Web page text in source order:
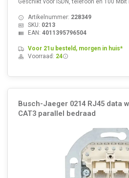
Geschikt voor ISDN, telefoon en 100 Mbit
Artikelnummer: 228349
SKU: 0213
EAN: 4011395796504
Voor 21u besteld, morgen in huis*
Voorraad: 24
Busch-Jaeger 0214 RJ45 data
CAT3 parallel bedraad